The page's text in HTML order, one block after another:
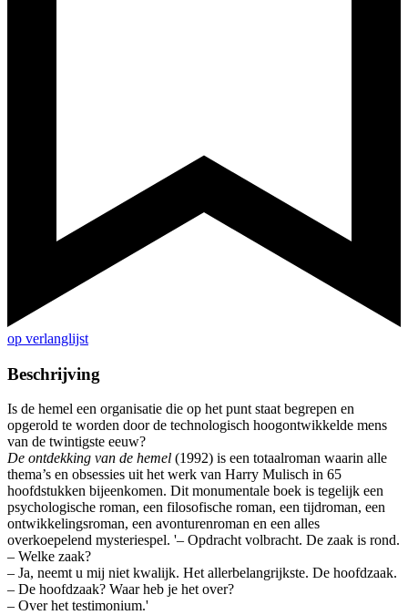
op verlanglijst
Beschrijving
Is de hemel een organisatie die op het punt staat begrepen en
opgerold te worden door de technologisch hoogontwikkelde mens
van de twintigste eeuw?
De ontdekking van de hemel (1992) is een totaalroman waarin alle
thema’s en obsessies uit het werk van Harry Mulisch in 65
hoofdstukken bijeenkomen. Dit monumentale boek is tegelijk een
psychologische roman, een filosofische roman, een tijdroman, een
ontwikkelingsroman, een avonturenroman en een alles
overkoepelend mysteriespel. '– Opdracht volbracht. De zaak is rond.
– Welke zaak?
– Ja, neemt u mij niet kwalijk. Het allerbelangrijkste. De hoofdzaak.
– De hoofdzaak? Waar heb je het over?
– Over het testimonium.'